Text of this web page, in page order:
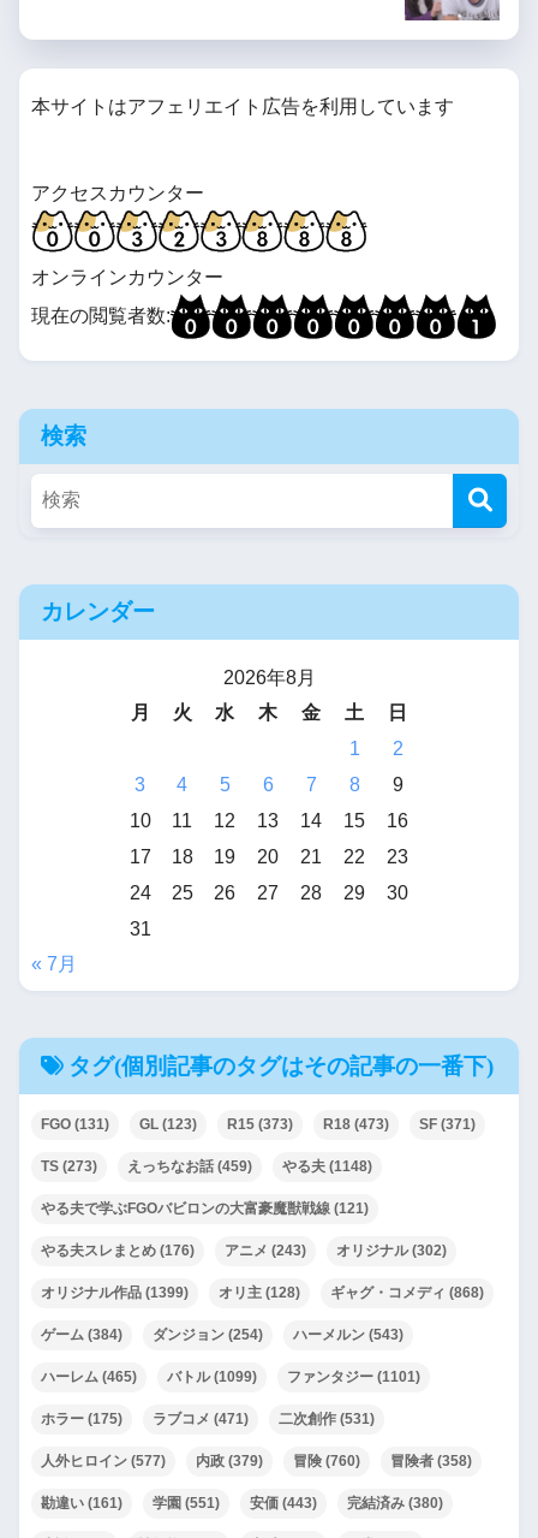
本サイトはアフェリエイト広告を利用しています
アクセスカウンター
オンラインカウンター
現在の閲覧者数:
検索
カレンダー
2026年8月
月
火 水 木 金 土
日
1
2
3
4 5 6 7 8
9
10
11 12 13 14 15
16
17
18 19 20 21 22
23
24
25 26 27 28 29
30
31
« 7月
タグ(個別記事のタグはその記事の一番下)
FGO (131) GL (123) R15 (373) R18 (473) SF (371)
TS (273) えっちなお話 (459) やる夫 (1148)
やる夫で学ぶFGOバビロンの大富豪魔獣戦線 (121)
やる夫スレまとめ (176) アニメ (243) オリジナル(302)
オリジナル作品 (1399) オリ主 (128) ギャグ・コメディ (868)
ゲーム (384) ダンジョン (254) ハーメルン (543)
ハーレム (465) バトル(1099) ファンタジー (1101)
ホラー (175) ラブコメ (471) 二次創作 (531)
人外ヒロイン (577) 内政 (379) 冒険 (760) 冒険者 (358)
勘違い (161) 学園 (551) 安価 (443) 完結済み (380)